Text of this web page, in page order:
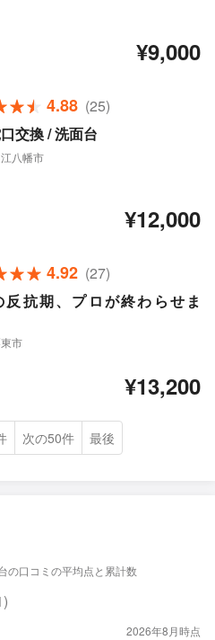
¥9,000
4.88 (25)
交換 / 洗面台
八幡市
¥12,000
4.92 (27)
反抗期、プロが終わらせま
市
¥13,200
次の50件 最後
の口コミの平均点と累計数
2026年8月時点